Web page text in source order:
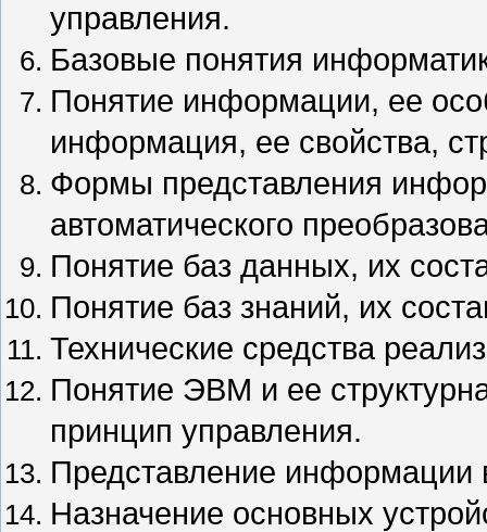
управления.
Базовые понятия
Понятие информации, ее
информация, ее свойства,
Формы представления
автоматического
Понятие баз данных, их
Понятие баз знаний, их
Технические средства
Понятие ЭВМ и ее
принцип управления.
Представление
Назначение основных